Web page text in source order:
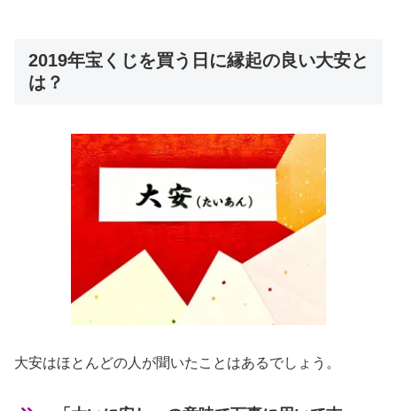
2019年宝くじを買う日に縁起の良い大安と
は？
大安はほとんどの人が聞いたことはあるでしょう。